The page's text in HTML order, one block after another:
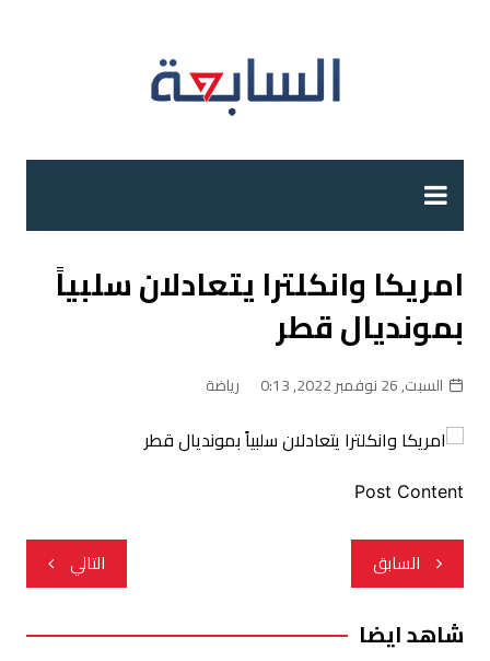
امريكا وانكلترا يتعادلان سلبياً
بمونديال قطر
السبت, 26 نوفمبر 2022, 0:13 رياضة
Post Content
تصفّح
المقالات
السابق التالي
شاهد ايضا